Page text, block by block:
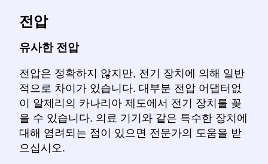
전압
유사한 전압
전압은 정확하지 않지만, 전기 장치에 의해 일반
적으로 차이가 있습니다. 대부분 전압 어댑터없
이 알제리의 카나리아 제도에서 전기 장치를 꽂
을 수 있습니다. 의료 기기와 같은 특수한 장치에
대해 염려되는 점이 있으면 전문가의 도움을 받
으십시오.